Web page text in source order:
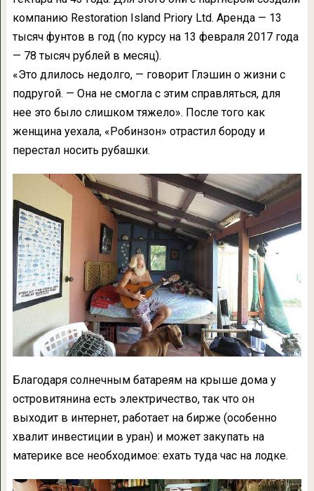
компанию Restoration Island Priory Ltd. Аренда — 13
тысяч фунтов в год (по курсу на 13 февраля 2017 года
— 78 тысяч рублей в месяц).
«Это длилось недолго, — говорит Глэшин о жизни с
подругой. — Она не смогла с этим справляться, для
нее это было слишком тяжело». После того как
женщина уехала, «Робинзон» отрастил бороду и
перестал носить рубашки.
Благодаря солнечным батареям на крыше дома у
островитянина есть электричество, так что он
выходит в интернет, работает на бирже (особенно
хвалит инвестиции в уран) и может закупать на
материке все необходимое: ехать туда час на лодке.